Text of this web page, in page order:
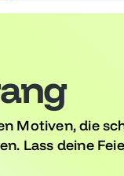
Motiven, die
Lass deine
eingehen.